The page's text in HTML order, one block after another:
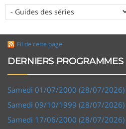
Fil de cette page
DERNIERS
Samedi 01/07/2000 (28/07/2026)
Samedi 09/10/1999 (28/07/2026)
Samedi 17/06/2000 (28/07/2026)